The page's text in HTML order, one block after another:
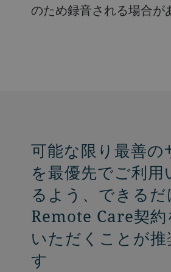
のため録音される場合が
可能な限り最善の
を最優先でご利用
るよう、できるだ
Remote Care契約
いただくことが推
す